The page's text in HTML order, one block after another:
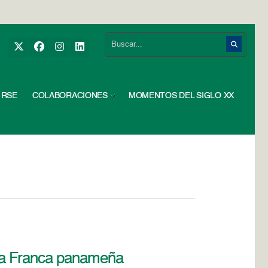
RSE COLABORACIONES MOMENTOS DEL SIGLO XX
Franca panameña